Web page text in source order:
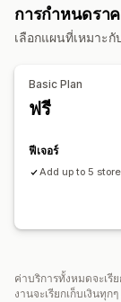
การค้นหาและตัวกร
การค้นหาตำแหน่งที่
การกำหนดรา
เลือกแผนที่เหมาะ
Basic Plan
ฟรี
ฟีเจอร์
Add up to 5
ค่าบริการทั้งหมดจะเรี
งานจะเรียกเก็บเงินทุก